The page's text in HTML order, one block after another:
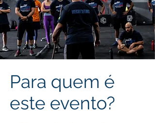
Para quem é
este evento?